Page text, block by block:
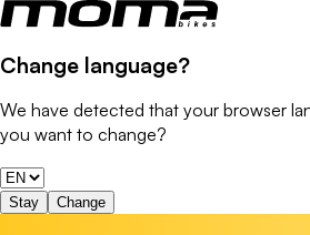
Change language?
We have detected that your browser
you want to change?
Stay Change